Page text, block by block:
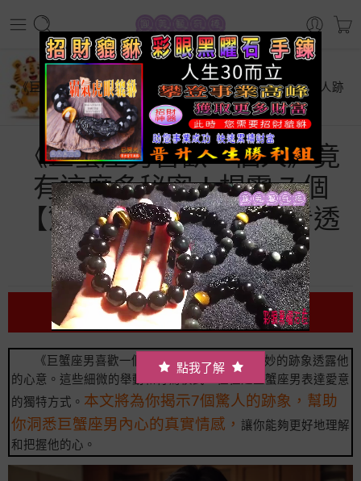
首頁
星座運勢
《巨蟹座男喜歡一個人》竟有這麼多秘密！揭露 7 個【驚人跡
象】讓你瞬間看透他
《巨蟹座男喜歡一個人》竟
有這麼多秘密！揭露 7 個
【驚人跡象】讓你瞬間看透
他
前言
《巨蟹座男喜歡一個人》時，總是有一些微妙的跡象透露他
的心意。這些細微的舉動和行為模式，往往是巨蟹座男表達愛意
的獨特方式。 本文將為你揭示7個驚人的跡象，幫助
你洞悉巨蟹座男內心的真實情感， 讓你能夠更好地理解
和把握他的心。
點我了解